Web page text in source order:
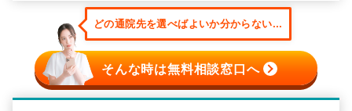
どの通院先を選べばよいか分からない...
そんな時は無料相談窓口へ